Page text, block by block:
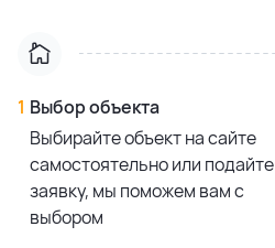
1 Выбор объекта
Выбирайте объект на сайте
самостоятельно или подайте
заявку, мы поможем вам с
выбором